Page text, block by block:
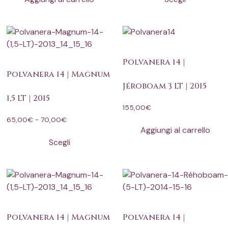
Polvanera 14 | Magnum
1,5 LT | 2015
65,00€ - 70,00€
Scegli
Polvanera 14 |
Jéroboam 3 LT | 2015
155,00€
Aggiungi al carrello
Polvanera 14 | Magnum Polvanera 14 |